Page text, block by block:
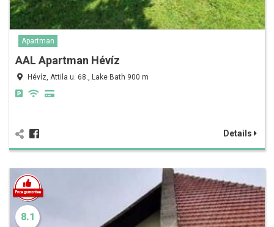
Apartman
AAL Apartman Hévíz
Hévíz, Attila u. 68., Lake Bath 900 m
Details
8.1